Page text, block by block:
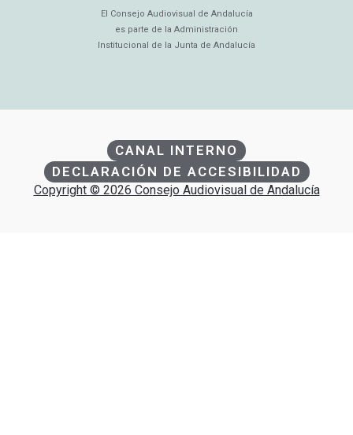
El Consejo Audiovisual de Andalucía
es parte de la Administración
Institucional de la Junta de Andalucía
CANAL INTERNO
DECLARACIÓN DE ACCESIBILIDAD
Copyright © 2026 Consejo Audiovisual de Andalucía